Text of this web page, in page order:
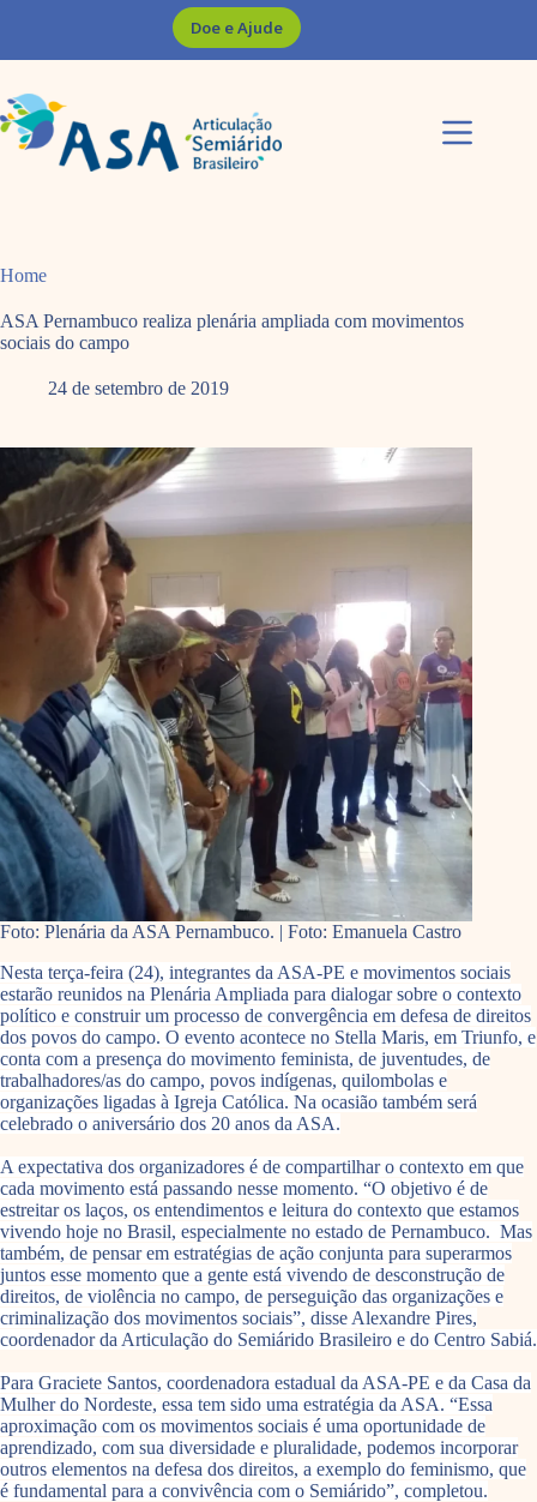
Doe e Ajude
Home
ASA Pernambuco realiza plenária ampliada com movimentos
sociais do campo
24 de setembro de 2019
Foto: Plenária da ASA Pernambuco. | Foto: Emanuela Castro
Nesta terça-feira (24), integrantes da ASA-PE e movimentos sociais
estarão reunidos na Plenária Ampliada para dialogar sobre o contexto
político e construir um processo de convergência em defesa de direitos
dos povos do campo. O evento acontece no Stella Maris, em Triunfo, e
conta com a presença do movimento feminista, de juventudes, de
trabalhadores/as do campo, povos indígenas, quilombolas e
organizações ligadas à Igreja Católica. Na ocasião também será
celebrado o aniversário dos 20 anos da ASA.
A expectativa dos organizadores é de compartilhar o contexto em que
cada movimento está passando nesse momento. “O objetivo é de
estreitar os laços, os entendimentos e leitura do contexto que estamos
vivendo hoje no Brasil, especialmente no estado de Pernambuco. Mas
também, de pensar em estratégias de ação conjunta para superarmos
juntos esse momento que a gente está vivendo de desconstrução de
direitos, de violência no campo, de perseguição das organizações e
criminalização dos movimentos sociais”, disse Alexandre Pires,
coordenador da Articulação do Semiárido Brasileiro e do Centro Sabiá.
Para Graciete Santos, coordenadora estadual da ASA-PE e da Casa da
Mulher do Nordeste, essa tem sido uma estratégia da ASA. “Essa
aproximação com os movimentos sociais é uma oportunidade de
aprendizado, com sua diversidade e pluralidade, podemos incorporar
outros elementos na defesa dos direitos, a exemplo do feminismo, que
é fundamental para a convivência com o Semiárido”, completou.